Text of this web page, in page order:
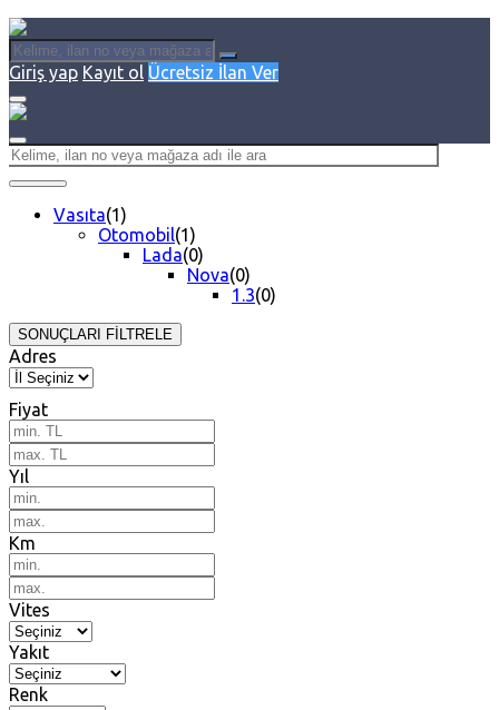
Giriş yap Kayıt ol Ücretsiz İlan Ver
Vasıta(1)
Otomobil(1)
Lada(0)
Nova(0)
1.3(0)
SONUÇLARI FİLTRELE
Adres
Fiyat
Yıl
Km
Vites
Yakıt
Renk